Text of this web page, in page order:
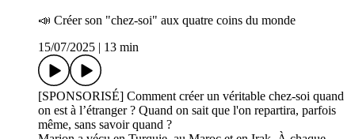
📣 Créer son "chez-soi" aux quatre coins du monde
15/07/2025
13 min
[SPONSORISÉ] Comment créer un véritable chez-soi quand
on est à l’étranger ? Quand on sait que l'on repartira, parfois
même, sans savoir quand ?